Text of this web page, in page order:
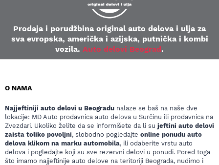
Prodaja i porudžbina original auto delova i ulja za
sva evropska, američka i azijska, putnička i kombi
vozila. Auto delovi Beograd.
O NAMA
Najjeftiniji auto delovi u Beogradu nalaze se baš na naše dve
lokacije: MD Auto prodavnica auto delova u Surčinu ili prodavnica na
Zvezdari. Ukoliko želite da se informišete da li su jeftini auto delovi
zaista toliko povoljni, slobodno pogledajte online ponudu auto
delova klikom na marku automobila, ili odaberite vrstu auto
delova i pogledajte koji su sve rezervni delovi u ponudi. Pored toga
što imamo najjeftinije auto delove na teritoriji Beograda, nudimo i